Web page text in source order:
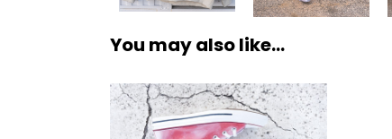
You may also like…